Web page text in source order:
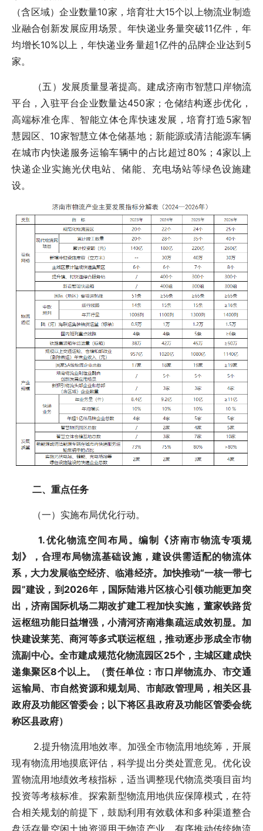
（含区域）企业数量10家，培育壮大15个以上物流业制造
业融合创新发展应用场景。年快递业务量突破11亿件，年
均增长10%以上，年快递业务量超1亿件的品牌企业达到5
家。
（五）发展质量显著提高。建成济南市智慧口岸物流
平台，入驻平台企业数量达450家；仓储结构逐步优化，
高端标准仓库、智能立体仓库快速发展，培育打造5家智
慧园区、10家智慧立体仓储基地；新能源或清洁能源车辆
在城市内快递服务运输车辆中的占比超过80%；4家以上
快递企业实施光伏电站、储能、充电场站等绿色设施建
设。
二、重点任务
（一）实施布局优化行动。
1.优化物流空间布局。编制《济南市物流专项规
划》，合理布局物流基础设施，建设供需适配的物流体
系，大力发展临空经济、临港经济。加快推动“一核一带七
园”建设，到2026年，国际陆港片区核心引领功能更加突
出，济南国际机场二期改扩建工程加快实施，董家铁路货
运枢纽功能日益增强，小清河济南港集疏运成效初显。加
快建设莱芜、商河等多式联运枢纽，推动逐步形成全市物
流副中心。全市建成规范化物流园区25个，主城区建成快
递集聚区8个以上。（责任单位：市口岸物流办、市交通
运输局、市自然资源和规划局、市邮政管理局，相关区县
政府及功能区管委会；以下将区县政府及功能区管委会统
称区县政府）
2.提升物流用地效率。加强全市物流用地统筹，开展
现有物流用地摸底评估，科学提出分类处置意见。优化设
置物流用地绩效考核指标，适当调整现代物流类项目亩均
投资等考核标准。探索新型物流用地供应保障模式，在符
合相关规划的前提下，鼓励利用有效载体和多种渠道整合